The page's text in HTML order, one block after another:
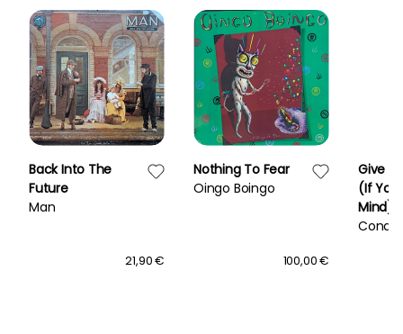
Back Into The
Future
Man
21,90 €
Nothing To Fear
Oingo Boingo
100,00 €
Give It
(If You
Mind)